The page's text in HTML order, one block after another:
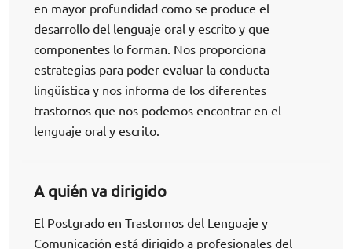
en mayor profundidad como se produce el
desarrollo del lenguaje oral y escrito y que
componentes lo forman. Nos proporciona
estrategias para poder evaluar la conducta
lingüística y nos informa de los diferentes
trastornos que nos podemos encontrar en el
lenguaje oral y escrito.
A quién va dirigido
El Postgrado en Trastornos del Lenguaje y
Comunicación está dirigido a profesionales del